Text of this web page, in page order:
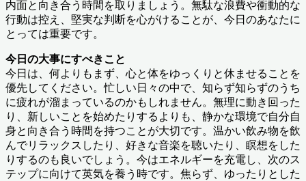
内面と向き合う時間を取りましょう。無駄な浪費や衝動的な
行動は控え、堅実な判断を心がけることが、今日のあなたに
とっては重要です。
今日の大事にすべきこと
今日は、何よりもまず、心と体をゆっくりと休ませることを
優先してください。忙しい日々の中で、知らず知らずのうち
に疲れが溜まっているのかもしれません。無理に動き回った
り、新しいことを始めたりするよりも、静かな環境で自分自
身と向き合う時間を持つことが大切です。温かい飲み物を飲
んでリラックスしたり、好きな音楽を聴いたり、瞑想をした
りするのも良いでしょう。今はエネルギーを充電し、次のス
テップに向けて英気を養う時です。焦らず、ゆったりとした